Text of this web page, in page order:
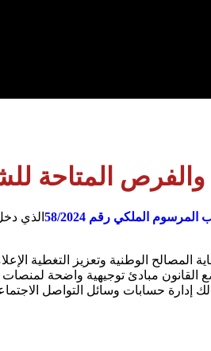
والفرص المتاحة
الملكي رقم 58/2024
الوطنية وتعزيز التغطية
مبادئ توجيهية واضحة لمنصات
حسابات وسائل التواصل